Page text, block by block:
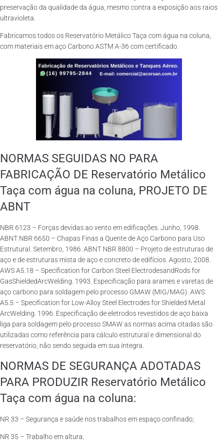
preservação da qualidade da água, mesmo contra a exposição aos raios
ultravioleta.
Fabricamos todos os Reservatório Metálico Taça com água na coluna,
com materiais em aço Carbono ASTM A-36 com certificado.
NORMAS SEGUIDAS NO PARA
FABRICAÇÃO DE Reservatório Metálico
Taça com água na coluna, PROJETO DE
ABNT
NBR 6123 – Forças devidas ao vento em edificações. Junho, 1998.
ABNT NBR 6650 – Chapas Finas a Quente de Aço Carbono para Uso
Estrutural. Setembro, 1986. ABNT NBR 8800 – Projeto de estruturas de
aço e de estruturas mista de aço e concreto de edifícios. Agosto, 2008.
AWS A5.18 – Specification for Carbon Steel ElectrodesandRods for
GasShieldedArcWelding. 1993. Especificação para arames e varetas de
aço carbono para soldagem pelo processo GMAW (MIG/MAG). AWS
A5.5 – Specification for Low-Alloy Steel Electrodes for Shielded Metal
ArcWelding. 1996. Especificação de eletrodos revestidos de aço baixa
liga para soldagem pelo processo SMAW as normas acima citadas são
utilizadas como referência para cálculo estrutural e dimensional do
reservatório, não sendo seguida em sua íntegra.
NORMAS DE SEGURANÇA ADOTADAS
PARA PRODUZIR Reservatório Metálico
Taça com água na coluna:
NR 33 – Segurança e saúde nos trabalhos em espaço confinado;
NR 35 – Trabalho em altura.